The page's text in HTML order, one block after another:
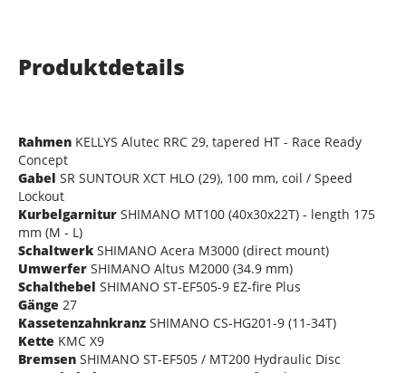
Produktdetails
Rahmen KELLYS Alutec RRC 29, tapered HT - Race Ready
Concept
Gabel SR SUNTOUR XCT HLO (29), 100 mm, coil / Speed
Lockout
Kurbelgarnitur SHIMANO MT100 (40x30x22T) - length 175
mm (M - L)
Schaltwerk SHIMANO Acera M3000 (direct mount)
Umwerfer SHIMANO Altus M2000 (34.9 mm)
Schalthebel SHIMANO ST-EF505-9 EZ-fire Plus
Gänge 27
Kassetenzahnkranz SHIMANO CS-HG201-9 (11-34T)
Kette KMC X9
Bremsen SHIMANO ST-EF505 / MT200 Hydraulic Disc